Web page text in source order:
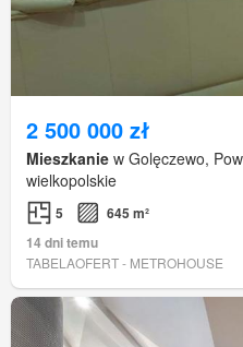
2 500 000 zł
Mieszkanie w Golęczewo,
wielkopolskie
5
645 m²
14 dni temu
TABELAOFERT - METROHOUSE